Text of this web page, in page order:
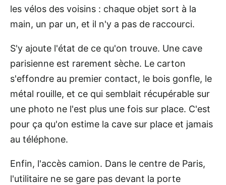
les vélos des voisins : chaque objet sort à la
main, un par un, et il n'y a pas de raccourci.
S'y ajoute l'état de ce qu'on trouve. Une cave
parisienne est rarement sèche. Le carton
s'effondre au premier contact, le bois gonfle, le
métal rouille, et ce qui semblait récupérable sur
une photo ne l'est plus une fois sur place. C'est
pour ça qu'on estime la cave sur place et jamais
au téléphone.
Enfin, l'accès camion. Dans le centre de Paris,
l'utilitaire ne se gare pas devant la porte